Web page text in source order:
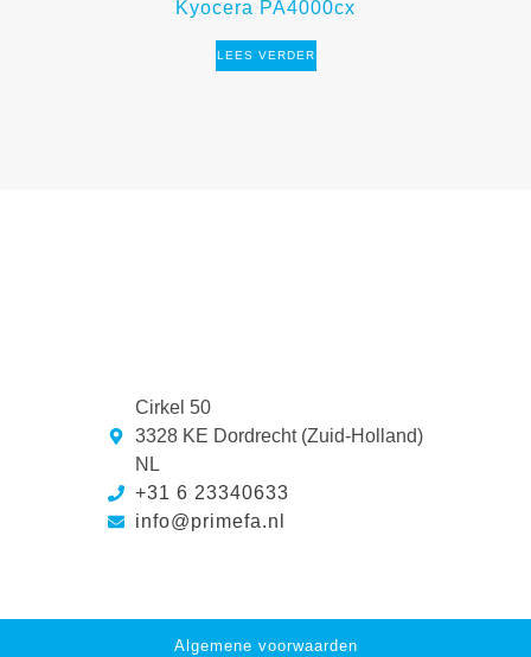
Kyocera PA4000cx
LEES VERDER
Cirkel 50
3328 KE Dordrecht (Zuid-Holland)
NL
+31 6 23340633
info@primefa.nl
Algemene voorwaarden